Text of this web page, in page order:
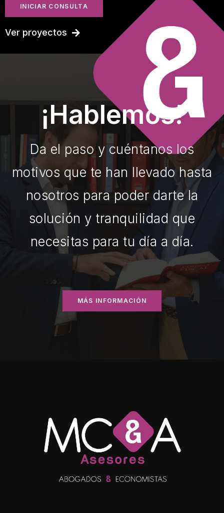
INICIAR CONSULTA
Ver proyectos
¡Hablemos!
Da el paso y cuéntanos los
motivos que te han llevado hasta
nosotros para poder darte la
solución y tranquilidad que
necesitas para tu día a día.
MÁS INFORMACIÓN